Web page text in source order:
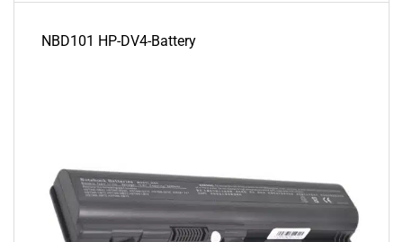
NBD101 HP-DV4-Battery